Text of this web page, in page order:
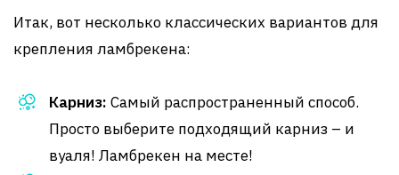
Итак, вот несколько классических вариантов для
крепления ламбрекена:
Карниз: Самый распространенный способ.
Просто выберите подходящий карниз – и
вуаля! Ламбрекен на месте!